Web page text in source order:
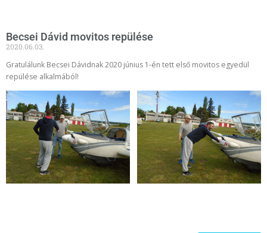
Becsei Dávid movitos repülése
2020.06.03.
Gratulálunk Becsei Dávidnak 2020 június 1-én tett első movitos egyedül
repülése alkalmából!